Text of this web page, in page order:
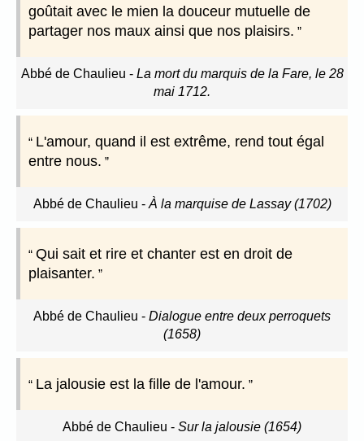
goûtait avec le mien la douceur mutuelle de
partager nos maux ainsi que nos plaisirs.
Abbé de Chaulieu - La mort du marquis de la Fare, le 28
mai 1712.
L'amour, quand il est extrême, rend tout égal
entre nous.
Abbé de Chaulieu - À la marquise de Lassay (1702)
Qui sait et rire et chanter est en droit de
plaisanter.
Abbé de Chaulieu - Dialogue entre deux perroquets
(1658)
La jalousie est la fille de l'amour.
Abbé de Chaulieu - Sur la jalousie (1654)